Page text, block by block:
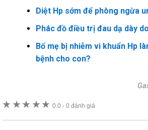
Diệt Hp sớm để phòng ngừa
Phác đồ điều trị đau dạ dày
Bố mẹ bị nhiễm vi khuẩn Hp
bệnh cho con?
★ ★ ★ ★ ★ 0.0 -0 đánh giá